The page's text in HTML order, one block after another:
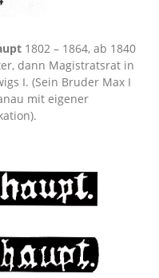
1802 – 1864, ab 1840
dann Magistratsrat in
I. (Sein Bruder Max I
mit eigener